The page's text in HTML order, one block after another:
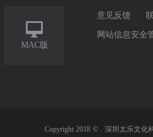

MAC版
意见反馈
网站信息安全
Copyright 2018 © . 深圳太乐文化